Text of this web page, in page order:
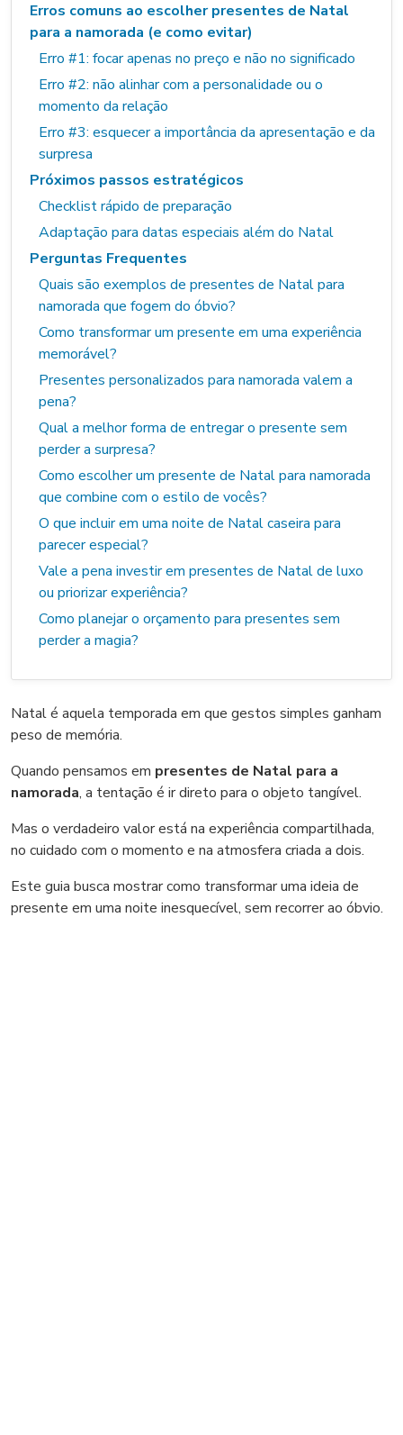
Erros comuns ao escolher presentes de Natal
para a namorada (e como evitar)
Erro #1: focar apenas no preço e não no significado
Erro #2: não alinhar com a personalidade ou o
momento da relação
Erro #3: esquecer a importância da apresentação e da
surpresa
Próximos passos estratégicos
Checklist rápido de preparação
Adaptação para datas especiais além do Natal
Perguntas Frequentes
Quais são exemplos de presentes de Natal para
namorada que fogem do óbvio?
Como transformar um presente em uma experiência
memorável?
Presentes personalizados para namorada valem a
pena?
Qual a melhor forma de entregar o presente sem
perder a surpresa?
Como escolher um presente de Natal para namorada
que combine com o estilo de vocês?
O que incluir em uma noite de Natal caseira para
parecer especial?
Vale a pena investir em presentes de Natal de luxo
ou priorizar experiência?
Como planejar o orçamento para presentes sem
perder a magia?
Natal é aquela temporada em que gestos simples ganham
peso de memória.
Quando pensamos em presentes de Natal para a
namorada, a tentação é ir direto para o objeto tangível.
Mas o verdadeiro valor está na experiência compartilhada,
no cuidado com o momento e na atmosfera criada a dois.
Este guia busca mostrar como transformar uma ideia de
presente em uma noite inesquecível, sem recorrer ao óbvio.